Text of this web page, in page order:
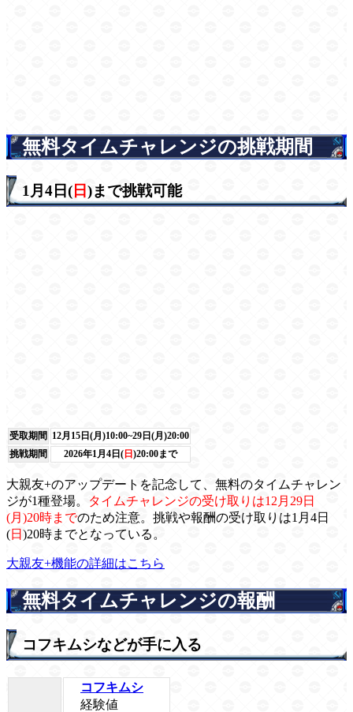
無料タイムチャレンジの挑戦期間
1月4日( 日)まで挑戦可能
受取期間 12月15日(月)10:00~29日(月)20:00
挑戦期間
2026年1月4日( 日 )20:00まで
大親友+のアップデートを記念して、無料のタイムチャレン
ジが1種登場。
タイムチャレンジの受け取りは12月29日
(月)20時までのため注意。挑戦や報酬の受け取りは1月4日
(日 )20時までとなっている。
大親友+機能の詳細はこちら
無料タイムチャレンジの報酬
コフキムシなどが手に入る
コフキムシ
経験値